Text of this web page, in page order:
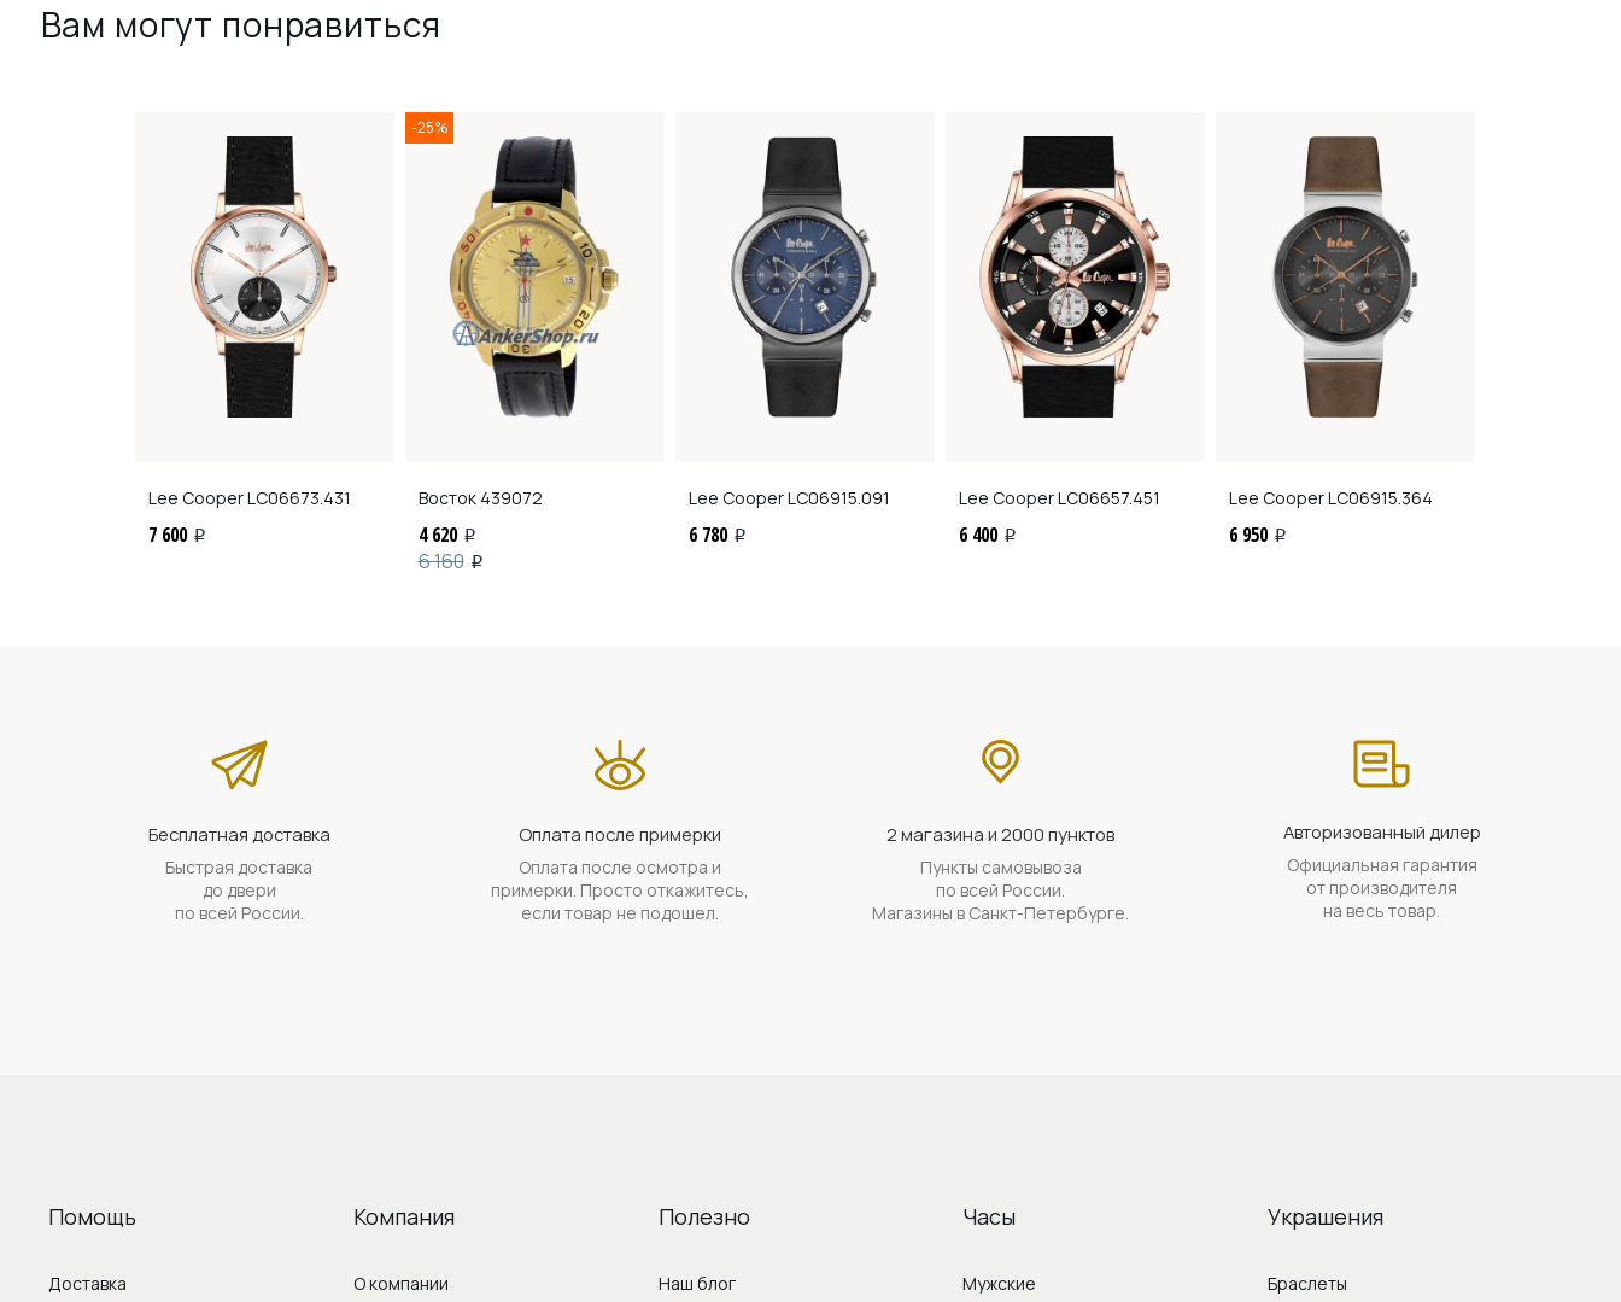
Вам могут понравиться
Lee CooperLC06673.431
7 600 i
-25%
Восток439072
4 620 i
6 160 i
Lee CooperLC06915.091
6 780 i
Lee CooperLC06657.451
6 400 i
Lee CooperLC06915.364
6 950 i
Бесплатная доставка
Быстрая доставка
до двери
по всей России.
Оплата после примерки
Оплата после осмотра и
примерки. Просто откажитесь,
если товар не подошел.
2 магазина и 2000 пунктов
Пункты самовывоза
по всей России.
Магазины в Санкт-Петербурге.
Авторизованный дилер
Официальная гарантия
от производителя
на весь товар.
Помощь
Доставка
Компания
О компании
Полезно
Наш блог
Часы
Мужские
Украшения
Браслеты